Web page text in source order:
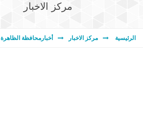
مركز الاخبار
الرئيسية مركز الاخبار أخبارمحافظة الظاهرة